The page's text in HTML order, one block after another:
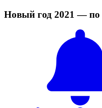
Новый год 2021 — по